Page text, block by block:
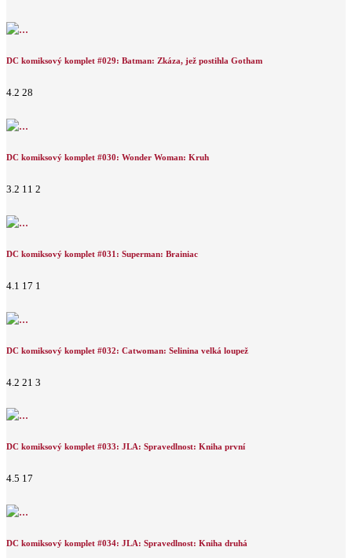
DC komiksový komplet #029: Batman: Zkáza, jež postihla Gotham
4.2 28
DC komiksový komplet #030: Wonder Woman: Kruh
3.2 11 2
DC komiksový komplet #031: Superman: Brainiac
4.1 17 1
DC komiksový komplet #032: Catwoman: Selinina velká loupež
4.2 21 3
DC komiksový komplet #033: JLA: Spravedlnost: Kniha první
4.5 17
DC komiksový komplet #034: JLA: Spravedlnost: Kniha druhá